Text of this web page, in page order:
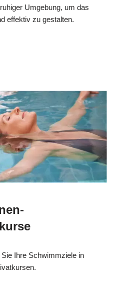
Umgebung, um das
effektiv zu gestalten.
Ihre Schwimmziele in